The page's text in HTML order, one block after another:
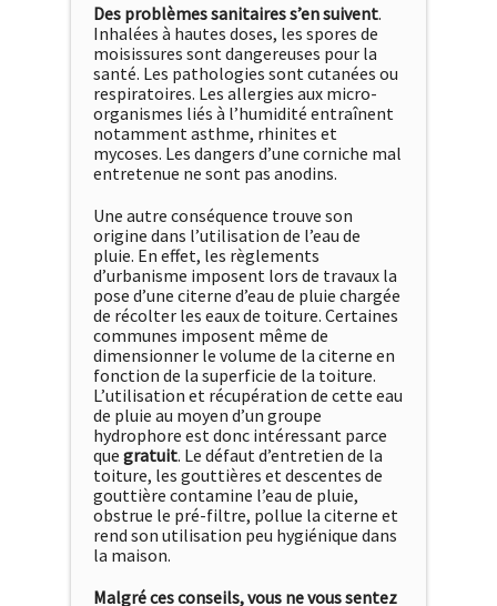
Des problèmes sanitaires s’en suivent.
Inhalées à hautes doses, les spores de
moisissures sont dangereuses pour la
santé. Les pathologies sont cutanées ou
respiratoires. Les allergies aux micro-
organismes liés à l’humidité entraînent
notamment asthme, rhinites et
mycoses. Les dangers d’une corniche mal
entretenue ne sont pas anodins.
Une autre conséquence trouve son
origine dans l’utilisation de l’eau de
pluie. En effet, les règlements
d’urbanisme imposent lors de travaux la
pose d’une citerne d’eau de pluie chargée
de récolter les eaux de toiture. Certaines
communes imposent même de
dimensionner le volume de la citerne en
fonction de la superficie de la toiture.
L’utilisation et récupération de cette eau
de pluie au moyen d’un groupe
hydrophore est donc intéressant parce
que gratuit. Le défaut d’entretien de la
toiture, les gouttières et descentes de
gouttière contamine l’eau de pluie,
obstrue le pré-filtre, pollue la citerne et
rend son utilisation peu hygiénique dans
la maison.
Malgré ces conseils, vous ne vous sentez